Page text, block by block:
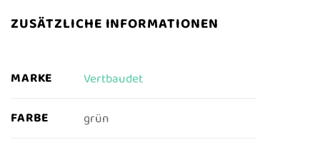
ZUSÄTZLICHE INFORMATIONEN
MARKE Vertbaudet
FARBE grün